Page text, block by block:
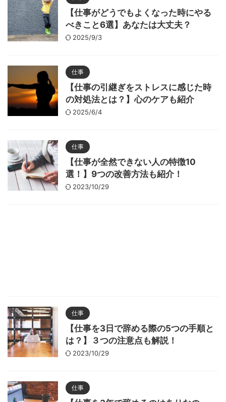
【仕事がどうでもよくなった時にやる
べきこと6選】あなたは大丈夫？
2025/9/3
仕事
【仕事の引継ぎをストレスに感じた時
の対処法とは？】心のケアも紹介
2025/6/4
仕事
【仕事が全然できない人の特徴10
選！】9つの改善方法も紹介！
2023/10/29
仕事
【仕事を3日で辞める際の5つの手順と
は？】３つの注意点も解説！
2023/10/29
仕事